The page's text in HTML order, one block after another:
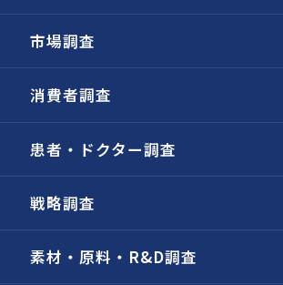
市場調査
消費者調査
患者・ドクター調査
戦略調査
素材・原料・R&D調査